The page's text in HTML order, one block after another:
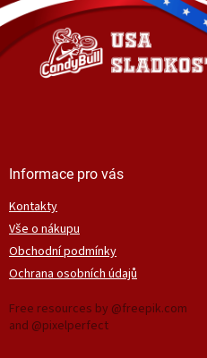
a
í
Informace pro vás
Kontakty
Vše o nákupu
Obchodní podmínky
Ochrana osobních údajů
Free resources by @freepik.com
and @pixelperfect